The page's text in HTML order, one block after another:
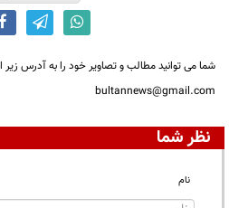
شما می توانید مطالب و تصاویر خود را به آدرس زیر
bultannews@gmail.com
نظر شما
نام